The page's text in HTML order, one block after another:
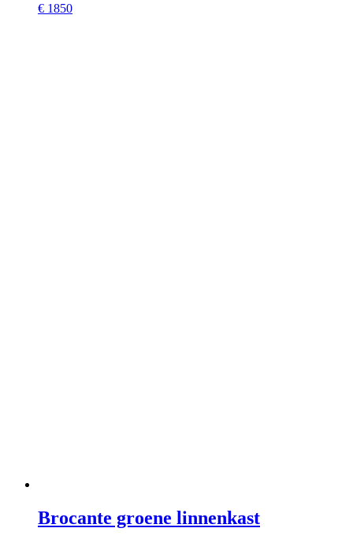
€ 1850
Brocante groene linnenkast